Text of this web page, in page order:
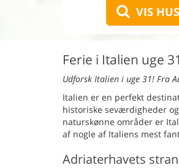
VIS
Ferie i Italien uge 31
Udforsk Italien i uge 31! Fra
Italien er en perfekt
historiske seværdigheder
naturskønne områder er
af nogle af Italiens mest
Adriaterhavets